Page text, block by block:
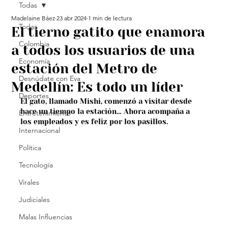
Todas
Colombia
Economía
Desnúdate con Eva
Deportes
Entretenimiento
Internacional
Política
Tecnología
Virales
Judiciales
Malas Influencias
Todas
El tierno gatito que enamora
a todos los usuarios de una
estación del Metro de
Medellín: Es todo un líder
Madelaine Báez 23 abr 2024 1 min de lectura
El gato, llamado Mishi, comenzó a visitar desde
hace un tiempo la estación… Ahora acompaña a
los empleados y es feliz por los pasillos.